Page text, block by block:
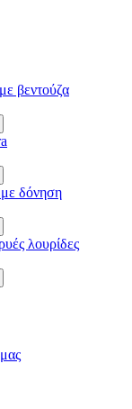
βεντούζα
με δόνηση
λουρίδες